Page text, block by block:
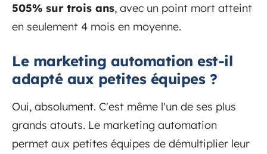
505% sur trois ans, avec un point mort atteint
en seulement 4 mois en moyenne.
Le marketing automation est-il
adapté aux petites équipes ?
Oui, absolument. C'est même l'un de ses plus
grands atouts. Le marketing automation
permet aux petites équipes de démultiplier leur